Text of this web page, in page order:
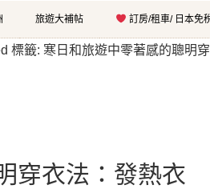
旅遊大補帖 訂房/租車/ 日本免
標籤: 寒日和旅遊中零著感的聰明
穿衣法：發熱衣